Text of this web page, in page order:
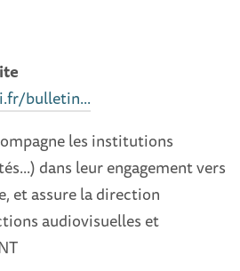
bulletin...
les institutions
dans leur engagement vers
et assure la direction
audiovisuelles et